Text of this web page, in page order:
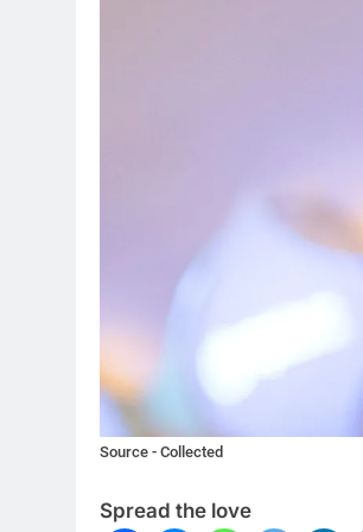
Source - Collected
Spread the love